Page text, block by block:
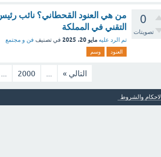
0
تصويتات
من هي العنود القحطاني؟ نائب
التقني في المملكة
تم الرد عليه مايو 20، 2025 في تصنيف فن و مجتمع
العنود وسم
2000 التالي »
الاحكام والشروط